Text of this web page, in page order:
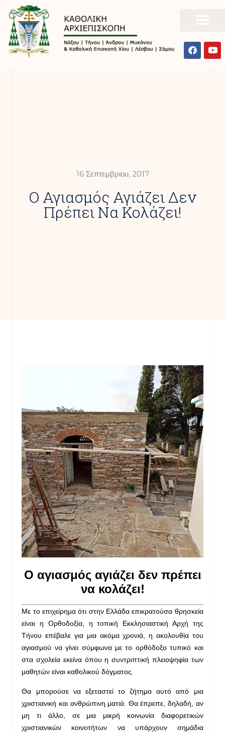
16 Σεπτεμβρίου, 2017
Ο Αγιασμός Αγιάζει Δεν
Πρέπει Να Κολάζει!
Ο αγιασμός αγιάζει δεν πρέπει
να κολάζει!
Με το επιχείρημα ότι στην Ελλάδα επικρατούσα θρησκεία
είναι η Ορθοδοξία, η τοπική Εκκλησιαστική Αρχή της
Τήνου επέβαλε για μια ακόμα χρονιά, η ακολουθία του
αγιασμού να γίνει σύμφωνα με το ορθόδοξο τυπικό και
στα σχολεία εκείνα όπου η συντριπτική πλειοψηφία των
μαθητών είναι καθολικού δόγματος.
Θα μπορούσε να εξεταστεί το ζήτημα αυτό από μια
χριστιανική και ανθρώπινη ματιά. Θα έπρεπε, δηλαδή, αν
μη τι άλλο, σε μια μικρή κοινωνία διαφορετικών
χριστιανικών κοινοτήτων να υπάρχουν σημάδια